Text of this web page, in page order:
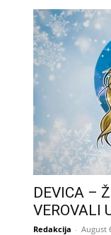
DEVICA –
VEROVALI
Redakcija - August